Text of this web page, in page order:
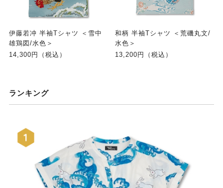
伊藤若冲 半袖Tシャツ ＜雪中
雄鶏図/水色＞
14,300円（税込）
和柄 半袖Tシャツ ＜荒磯丸文/
水色＞
13,200円（税込）
ランキング